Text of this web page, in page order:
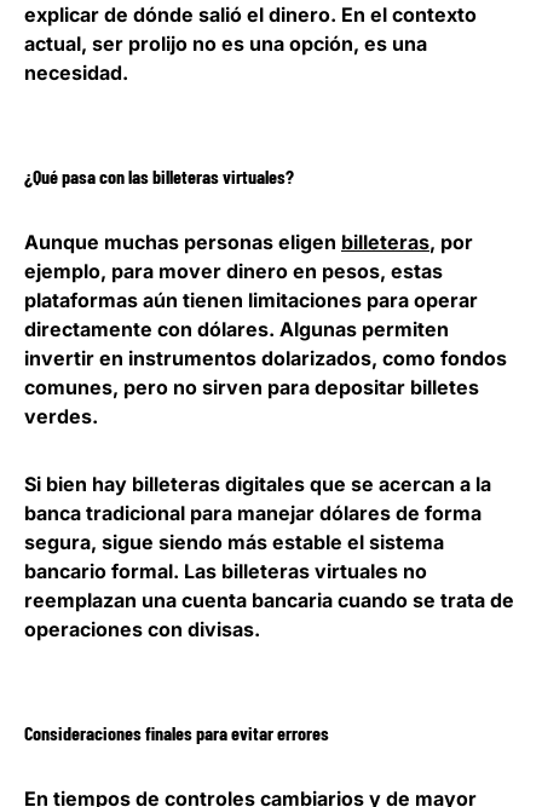
explicar de dónde salió el dinero. En el contexto
actual, ser prolijo no es una opción, es una
necesidad.
¿Qué pasa con las billeteras virtuales?
Aunque muchas personas eligen billeteras, por
ejemplo, para mover dinero en pesos, estas
plataformas aún tienen limitaciones para operar
directamente con dólares. Algunas permiten
invertir en instrumentos dolarizados, como fondos
comunes, pero no sirven para depositar billetes
verdes.
Si bien hay billeteras digitales que se acercan a la
banca tradicional para manejar dólares de forma
segura, sigue siendo más estable el sistema
bancario formal. Las billeteras virtuales no
reemplazan una cuenta bancaria cuando se trata de
operaciones con divisas.
Consideraciones finales para evitar errores
En tiempos de controles cambiarios y de mayor